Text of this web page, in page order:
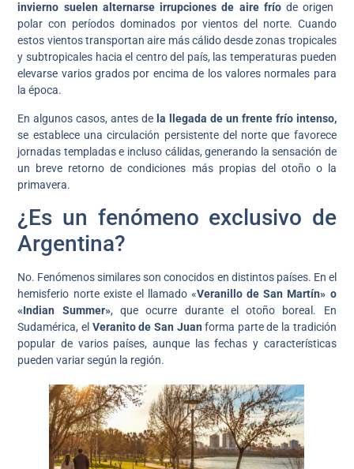
invierno suelen alternarse irrupciones de aire fríode origen
polar con períodos dominados por vientos del norte. Cuando
estos vientos transportan aire más cálido desde zonas tropicales
y subtropicales hacia el centro del país, las temperaturas pueden
elevarse varios grados por encima de los valores normales para
la época.
En algunos casos, antes de la llegada de un frente frío intenso,
se establece una circulación persistente del norte que favorece
jornadas templadas e incluso cálidas, generando la sensación de
un breve retorno de condiciones más propias del otoño o la
primavera.
¿Es un fenómeno exclusivo de
Argentina?
No. Fenómenos similares son conocidos en distintos países. En el
hemisferio norte existe el llamado «Veranillo de San Martín» o
«Indian Summer», que ocurre durante el otoño boreal. En
Sudamérica, el Veranito de San Juan forma parte de la tradición
popular de varios países, aunque las fechas y características
pueden variar según la región.